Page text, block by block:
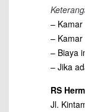
–
–
– Biaya
– Jika
RS
Jl.